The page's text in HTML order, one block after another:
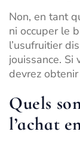
Non, en tant
ni occuper le
l’usufruitier
jouissance. Si
devrez obtenir
Quels
l’achat